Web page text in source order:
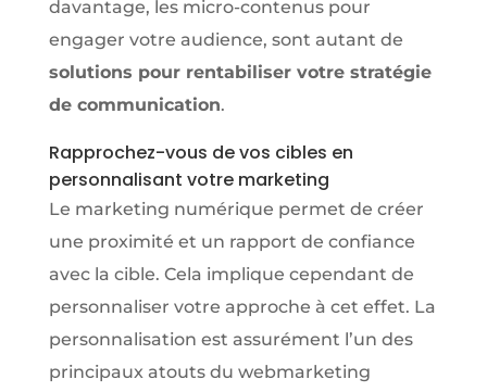
davantage, les micro-contenus pour
engager votre audience, sont autant de
solutions pour rentabiliser votre stratégie
de communication.
Rapprochez-vous de vos cibles en
personnalisant votre marketing
Le marketing numérique permet de créer
une proximité et un rapport de confiance
avec la cible. Cela implique cependant de
personnaliser votre approche à cet effet. La
personnalisation est assurément l’un des
principaux atouts du webmarketing